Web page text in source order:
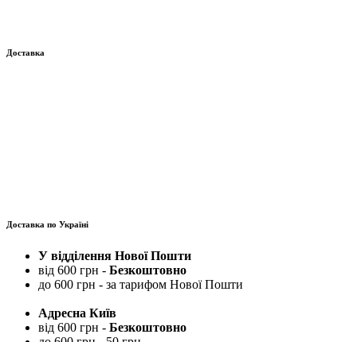
Доставка
Доставка по Україні
У відділення Нової Пошти
від 600 грн - Безкоштовно
до 600 грн - за тарифом Нової Пошти
Адресна Київ
від 600 грн - Безкоштовно